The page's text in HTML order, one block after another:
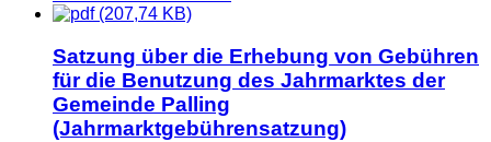
(207,74 KB)
Satzung über die Erhebung von Gebühren
für die Benutzung des Jahrmarktes der
Gemeinde Palling
(Jahrmarktgebührensatzung)